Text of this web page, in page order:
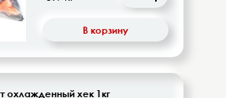
В корзину
охлажденный хек 1кг